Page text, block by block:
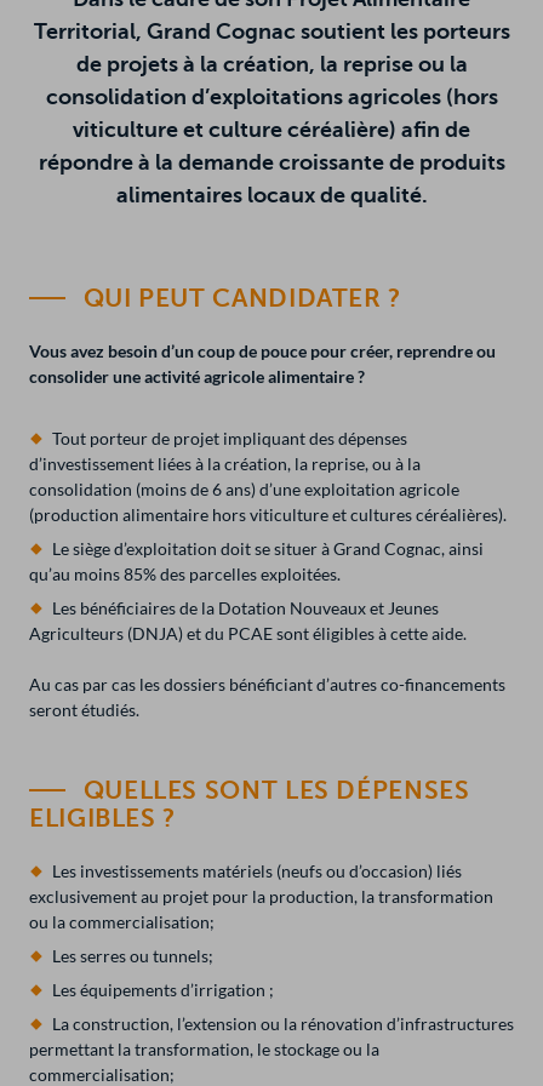
Territorial, Grand Cognac soutient les porteurs
de projets à la création, la reprise ou la
consolidation d’exploitations agricoles (hors
viticulture et culture céréalière) afin de
répondre à la demande croissante de produits
alimentaires locaux de qualité.
QUI PEUT CANDIDATER ?
Vous avez besoin d’un coup de pouce pour créer, reprendre ou
consolider une activité agricole alimentaire ?
Tout porteur de projet impliquant des dépenses
d’investissement liées à la création, la reprise, ou à la
consolidation (moins de 6 ans) d’une exploitation agricole
(production alimentaire hors viticulture et cultures céréalières).
Le siège d’exploitation doit se situer à Grand Cognac, ainsi
qu’au moins 85% des parcelles exploitées.
Les bénéficiaires de la Dotation Nouveaux et Jeunes
Agriculteurs (DNJA) et du PCAE sont éligibles à cette aide.
Au cas par cas les dossiers bénéficiant d’autres co-financements
seront étudiés.
QUELLES SONT LES DÉPENSES
ELIGIBLES ?
Les investissements matériels (neufs ou d’occasion) liés
exclusivement au projet pour la production, la transformation
ou la commercialisation;
Les serres ou tunnels;
Les équipements d’irrigation ;
La construction, l’extension ou la rénovation d’infrastructures
permettant la transformation, le stockage ou la
commercialisation;